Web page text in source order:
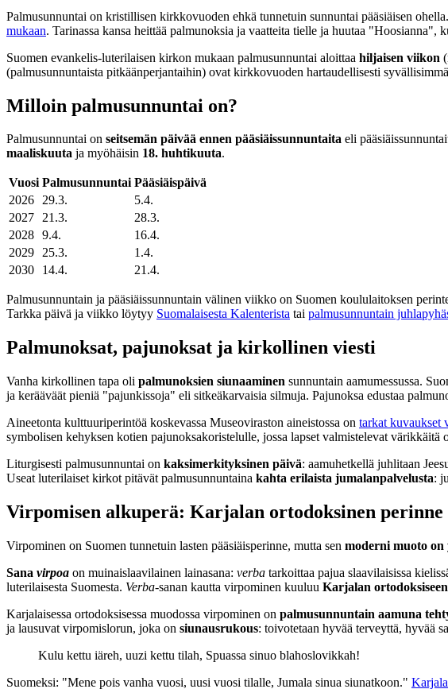
Palmusunnuntai on kristillisen kirkkovuoden ehkä tunnetuin sunnuntai pääsiäisen
mukaan. Tarinassa kansa heittää palmunoksia ja vaatteita tielle ja huutaa "Hoosianna",
Suomen evankelis-luterilaisen kirkon mukaan palmusunnuntai aloittaa hiljaisen viikon
(palmusunnuntaista pitkäänperjantaihin) ovat kirkkovuoden hartaudellisesti
Milloin palmusunnuntai on?
Palmusunnuntai on seitsemän päivää ennen pääsiäissunnuntaita eli
maaliskuuta ja myöhäisin 18. huhtikuuta.
Vuosi Palmusunnuntai Pääsiäispäivä
2026 29.3.
5.4.
2027 21.3.
28.3.
2028 9.4.
16.4.
2029 25.3.
1.4.
2030
14.4. 21.4.
Palmusunnuntain ja pääsiäissunnuntain välinen viikko on Suomen koululaitoksen
Tarkka päivä ja viikko löytyy Suomalaisesta Kalenterista tai palmusunnuntain
Palmunoksat, pajunoksat ja kirkollinen viesti
Vanha kirkollinen tapa oli palmunoksien siunaaminen sunnuntain aamumessussa.
ja kerääväät pieniä "pajunkissoja" eli sitkeäkarvaisia silmuja. Pajunoksa edustaa
Aineetonta kulttuuriperintöä koskevassa Museoviraston aineistossa on tarkat kuvaukset
symbolisen kehyksen kotien pajunoksakoristelulle, jossa lapset valmistelevat värikkäitä
Liturgisesti palmusunnuntai on kaksimerkityksinen päivä: aamuhetkellä juhlitaan
Useat luterilaiset kirkot pitävät palmusunnuntaina kahta erilaista jumalanpalvelusta:
Virpomisen alkuperä: Karjalan ortodoksinen perinne
Virpominen on Suomen tunnetuin lasten pääsiäisperinne, mutta sen moderni muoto
Sana virpoa on muinaislaavilainen lainasana: verba tarkoittaa pajua slaavilaisissa
luterilaisesta Suomesta. Verba-sanan kautta virpominen kuuluu Karjalan
Karjalaisessa ortodoksisessa muodossa virpominen on palmusunnuntain aamuna
ja lausuvat virpomislorun, joka on siunausrukous: toivotetaan hyvää terveyttä, hyvää
Kulu kettu iäreh, uuzi kettu tilah, Spuassa sinuo blahoslovikkah!
Suomeksi: "Mene pois vanha vuosi, uusi vuosi tilalle, Jumala sinua siunatkoon."